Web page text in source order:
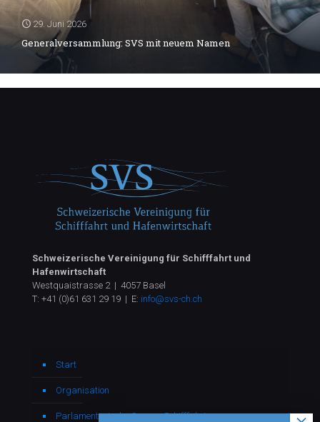
29. Juni 2026
Generalversammlung: SVS mit neuem Namen
Schweizerische Vereinigung für Schifffahrt und
Hafenwirtschaft
Westquaistrasse 2 | 4057 Basel
T: +41 (0)61 631 29 19 | E: info@svs-ch.ch
Start
Organisation
Parlamentarische Gruppe Schifffahrt